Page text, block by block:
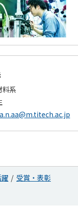
料系
受賞・表彰